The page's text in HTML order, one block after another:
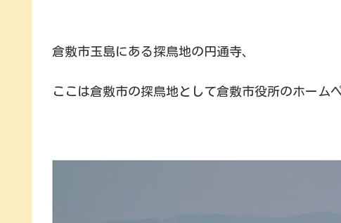
倉敷市玉島にある探鳥地の円通寺、
ここは倉敷市の探鳥地として倉敷市役所のホーム